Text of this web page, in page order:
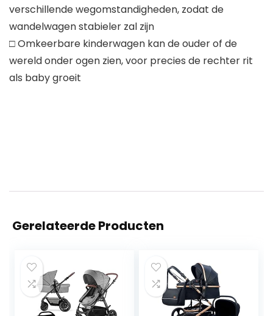
verschillende wegomstandigheden, zodat de
wandelwagen stabieler zal zijn
□ Omkeerbare kinderwagen kan de ouder of de
wereld onder ogen zien, voor precies de rechter rit
als baby groeit
Gerelateerde Producten